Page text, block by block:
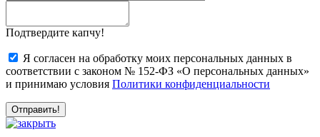
Подтвердите капчу!
Я согласен на обработку моих персональных данных в
соответствии с законом № 152-ФЗ «О персональных данных»
и принимаю условия Политики конфиденциальности